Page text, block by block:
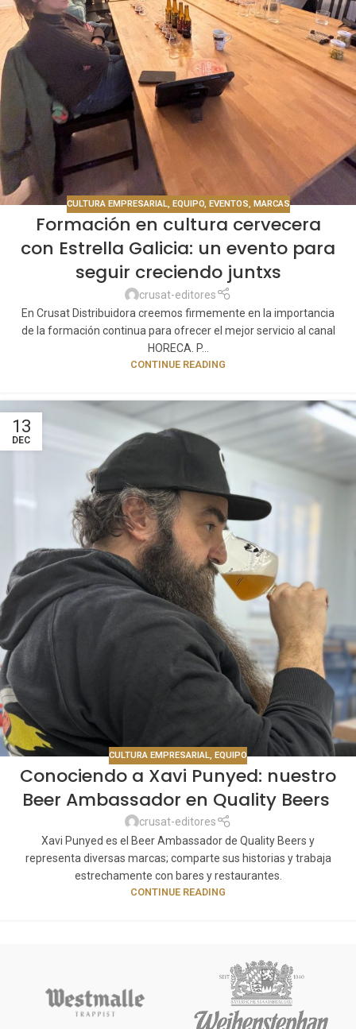
CULTURA EMPRESARIAL, EQUIPO, EVENTOS, MARCAS
Formación en cultura cervecera
con Estrella Galicia: un evento para
seguir creciendo juntxs
crusat-editores
En Crusat Distribuidora creemos firmemente en la importancia
de la formación continua para ofrecer el mejor servicio al canal
HORECA. P...
CONTINUE READING
13
DEC
CULTURA EMPRESARIAL EQUIPO
Conociendo a Xavi Punyed: nuestro
Beer Ambassador en Quality Beers
crusat-editores
Xavi Punyed es el Beer Ambassador de Quality Beers y
representa diversas marcas; comparte sus historias y trabaja
estrechamente con bares y restaurantes.
CONTINUE READING